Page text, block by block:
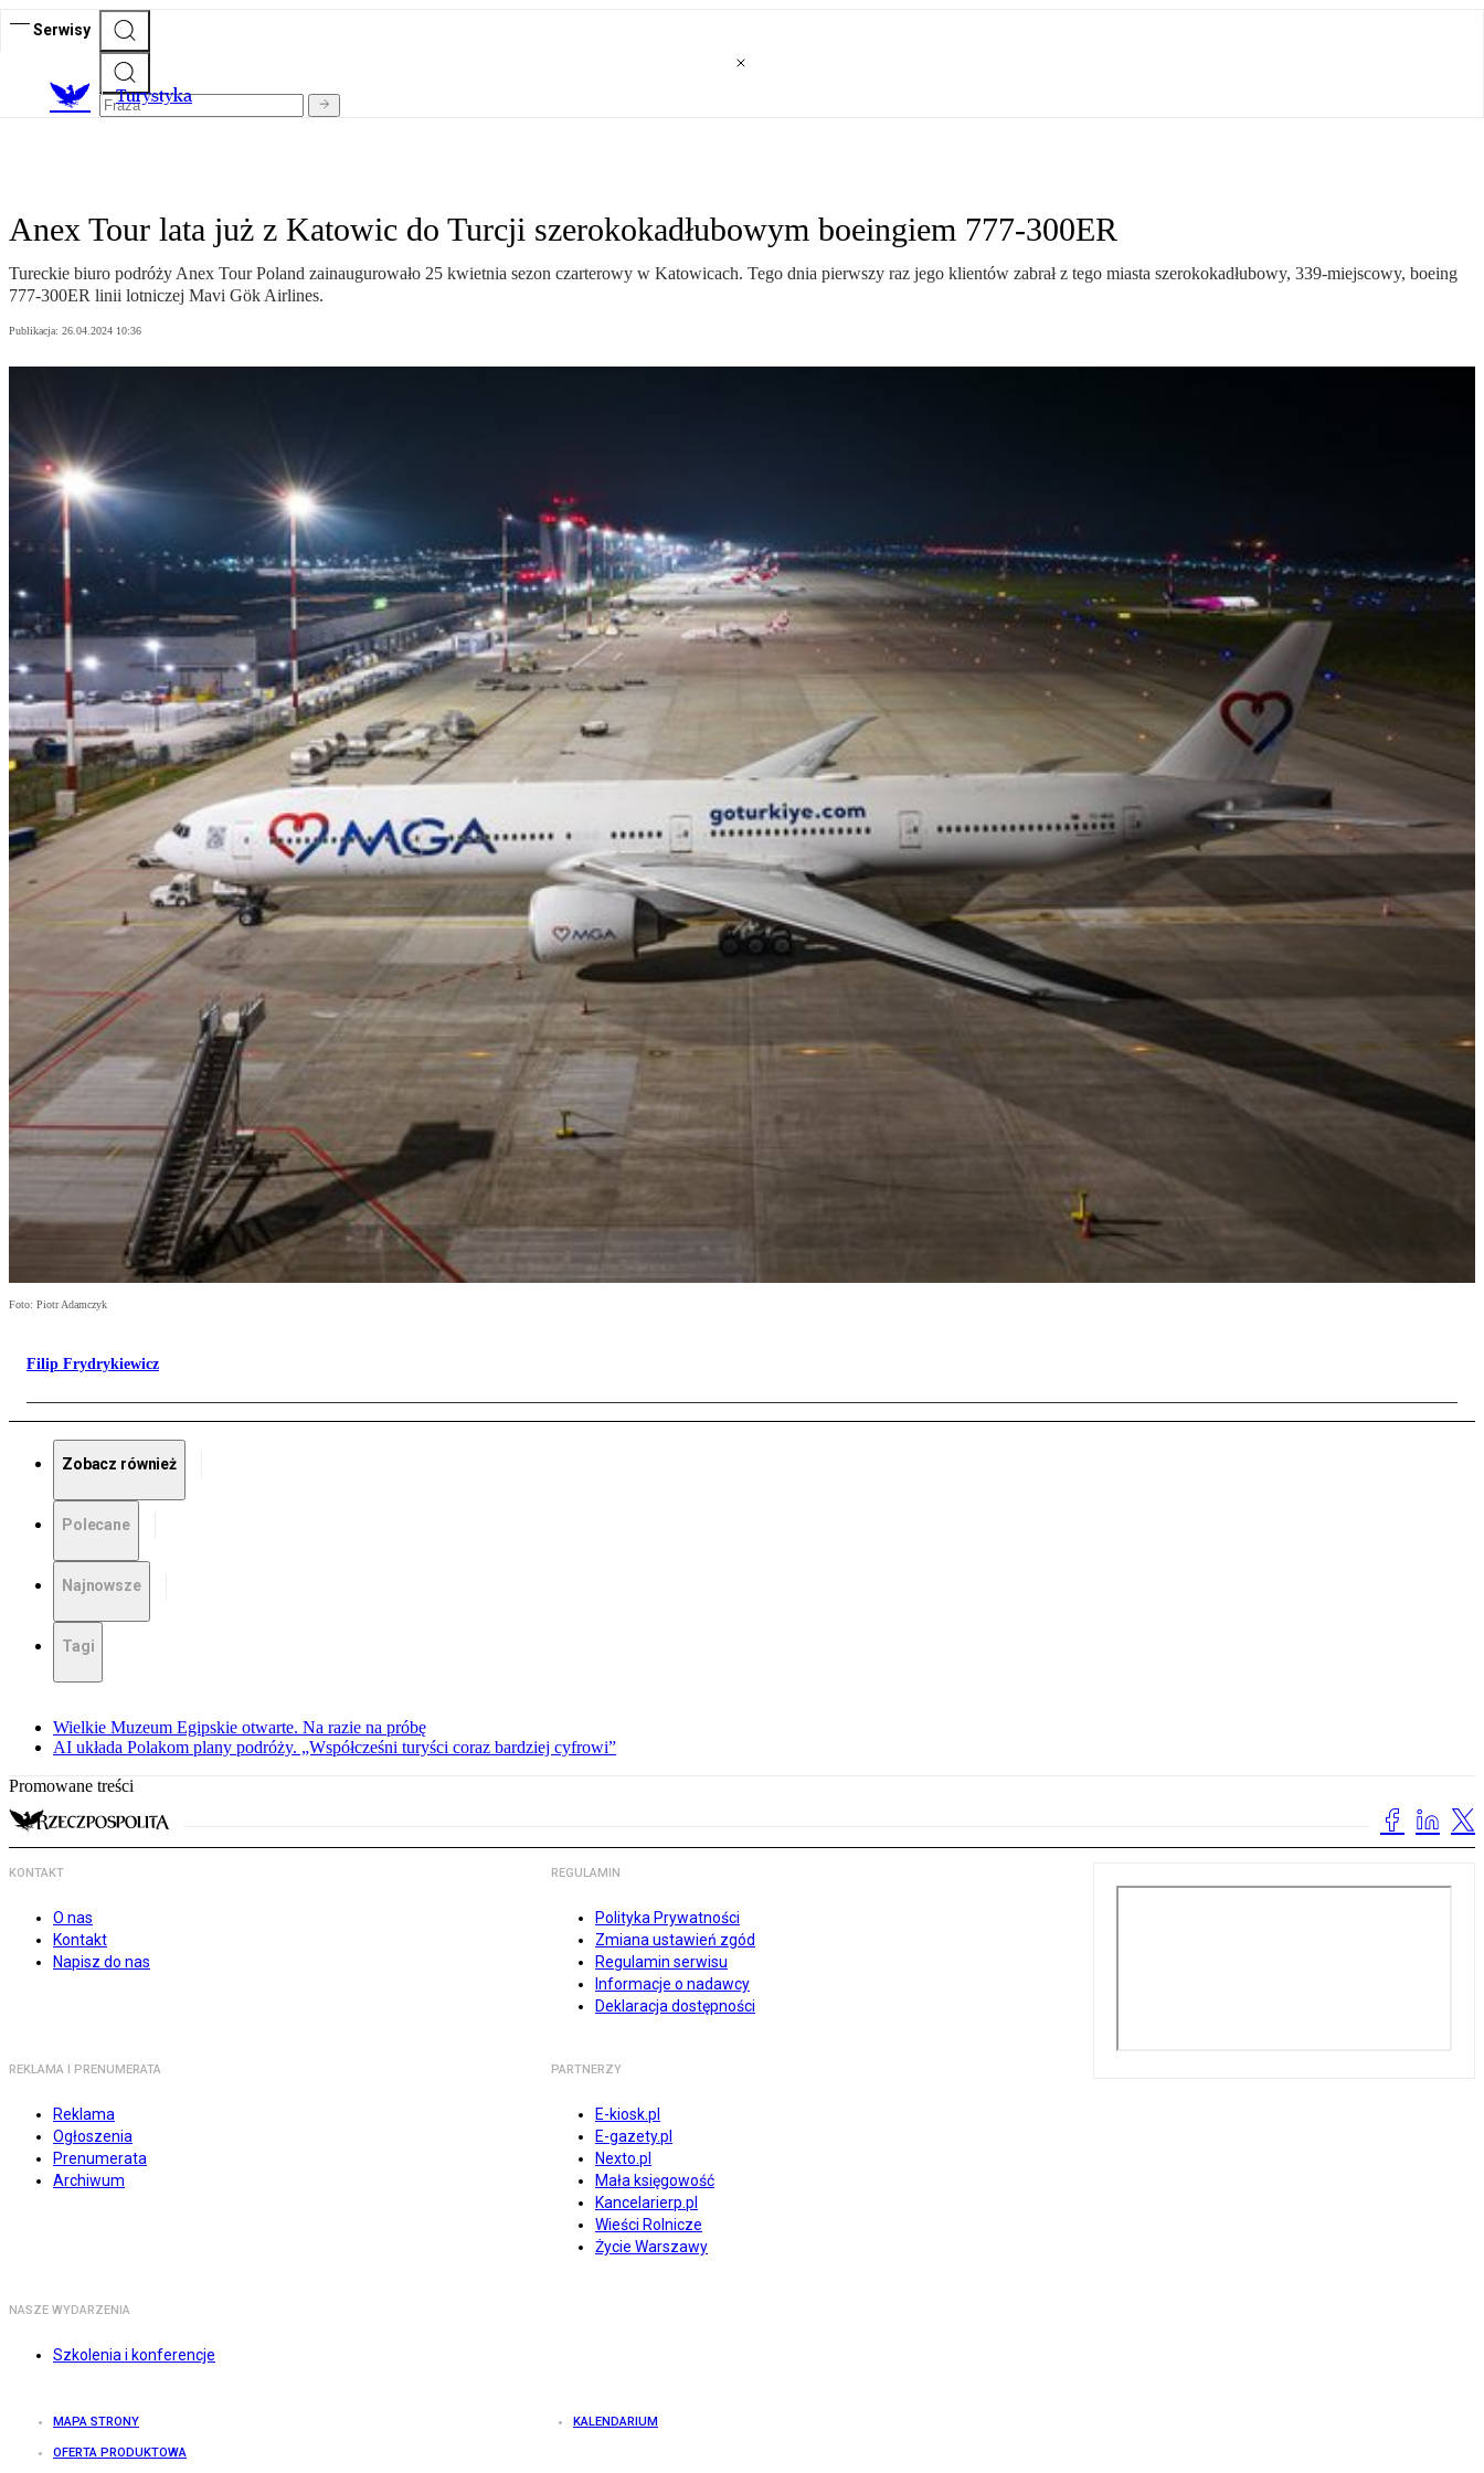
Serwisy
Turystyka
Anex Tour lata już z Katowic do Turcji szerokokadłubowym boeingiem 777-300ER
Tureckie biuro podróży Anex Tour Poland zainaugurowało 25 kwietnia sezon czarterowy w Katowicach. Tego dnia pierwszy raz jego klientów zabrał z tego miasta szerokokadłubowy, 339-miejscowy, boeing
777-300ER linii lotniczej Mavi Gök Airlines.
Publikacja: 26.04.2024 10:36
Foto: Piotr Adamczyk
Filip Frydrykiewicz
Zobacz również
Polecane
Najnowsze
Tagi
Wielkie Muzeum Egipskie otwarte. Na razie na próbę
AI układa Polakom plany podróży. „Współcześni turyści coraz bardziej cyfrowi”
Promowane treści
KONTAKT
O nas
Kontakt
Napisz do nas
REGULAMIN
Polityka Prywatności
Zmiana ustawień zgód
Regulamin serwisu
Informacje o nadawcy
Deklaracja dostępności
REKLAMA I PRENUMERATA
Reklama
Ogłoszenia
Prenumerata
Archiwum
PARTNERZY
E-kiosk.pl
E-gazety.pl
Nexto.pl
Mała księgowość
Kancelarierp.pl
Wieści Rolnicze
Życie Warszawy
NASZE WYDARZENIA
Szkolenia i konferencje
MAPA STRONY KALENDARIUM
OFERTA PRODUKTOWA